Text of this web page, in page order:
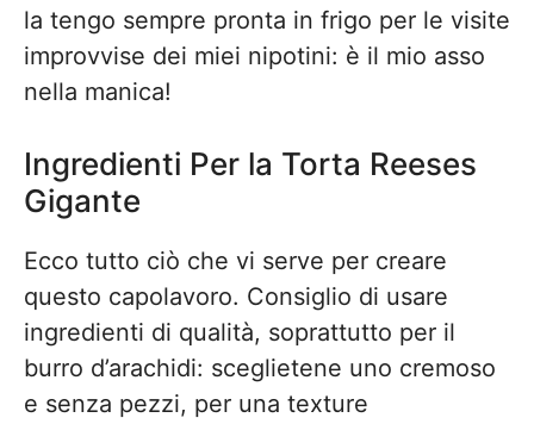
la tengo sempre pronta in frigo per le visite
improvvise dei miei nipotini: è il mio asso
nella manica!
Ingredienti Per la Torta Reeses
Gigante
Ecco tutto ciò che vi serve per creare
questo capolavoro. Consiglio di usare
ingredienti di qualità, soprattutto per il
burro d’arachidi: sceglietene uno cremoso
e senza pezzi, per una texture